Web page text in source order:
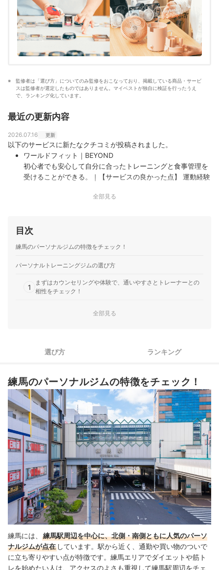
監修者は「選び方」についてのみ監修をおこなっており、掲載している商品・サービ
スは監修者が選定したものではありません。マイベストが独自に検証を行ったうえ
で、ランキング化しています。
最近の更新内容
2026.07.16 更新
以下のサービスに新たなクチコミが投稿されました。
ワールドフィット｜BEYOND
初心者でも安心して自分に合ったトレーニングと食事管理を
受けることができる。｜【サービスの良かった点】 運動経験
寧に教えていただけました。運動や食事に関する小さな悩み
全部見る
目次
練馬のパーソナルジムの特徴をチェック！
パーソナルトレーニングジムの選び方
1
まずはカウンセリングや体験で、通いやすさとトレーナーとの
相性をチェック！
目的や通いたい期間に合わせてプランを選ぼう
手ぶらで通いたい人は、レンタル品や設備が豊富なジムが便利
5 ェック
練馬のパーソナルジム全13選おすすめ人気ランキング
パーソナルジムとスポーツジム、どちらを選べばよい？
パーソナルジムってどのくらい通えばいい？
全部見る
選び方 ランキング
練馬のパーソナルジムの特徴をチェック！
練馬には、
練馬駅周辺を中心に、北側・南側ともに人気のパーソ
ナルジムが点在 しています。駅から近く、通勤や買い物のついで
に立ち寄りやすい点が特徴です。練馬エリアでダイエットや筋ト
レを始めたい人は、アクセスのよさも重視して練馬駅周辺をチェ